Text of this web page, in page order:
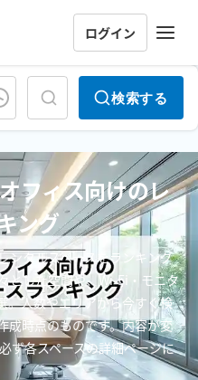
ログイン
検索する
フィス向けのレ
ング
ンタルスペースをランキング
とした空間や、Wi-Fi・モニタ
。人数やエリアから今すぐ検
時点のものです。内容が変
ず各スペースの詳細ページに